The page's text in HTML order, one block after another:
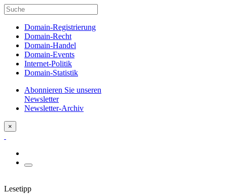
Domain-Registrierung
Domain-Recht
Domain-Handel
Domain-Events
Internet-Politik
Domain-Statistik
Abonnieren Sie unseren
Newsletter
Newsletter-Archiv
×
Lesetipp